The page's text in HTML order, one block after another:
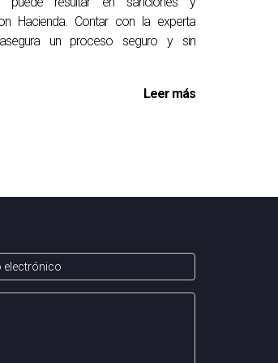
superan las
según tu situación
ayudarte a dar ese
Hacienda. Contar con la experta
un proceso seguro y sin
Leer más